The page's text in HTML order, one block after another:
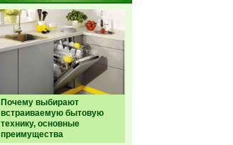
Почему выбирают
встраиваемую бытовую
технику, основные
преимущества